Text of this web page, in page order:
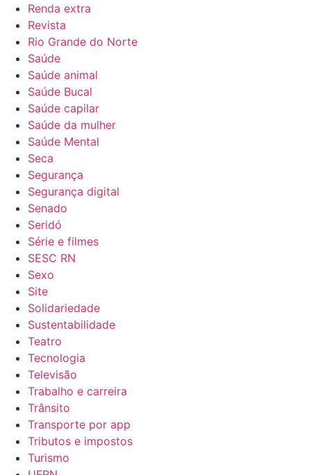
Renda extra
Revista
Rio Grande do Norte
Saúde
Saúde animal
Saúde Bucal
Saúde capilar
Saúde da mulher
Saúde Mental
Seca
Segurança
Segurança digital
Senado
Seridó
Série e filmes
SESC RN
Sexo
Site
Solidariedade
Sustentabilidade
Teatro
Tecnologia
Televisão
Trabalho e carreira
Trânsito
Transporte por app
Tributos e impostos
Turismo